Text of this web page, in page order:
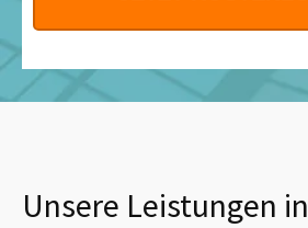
Unsere Leistungen in